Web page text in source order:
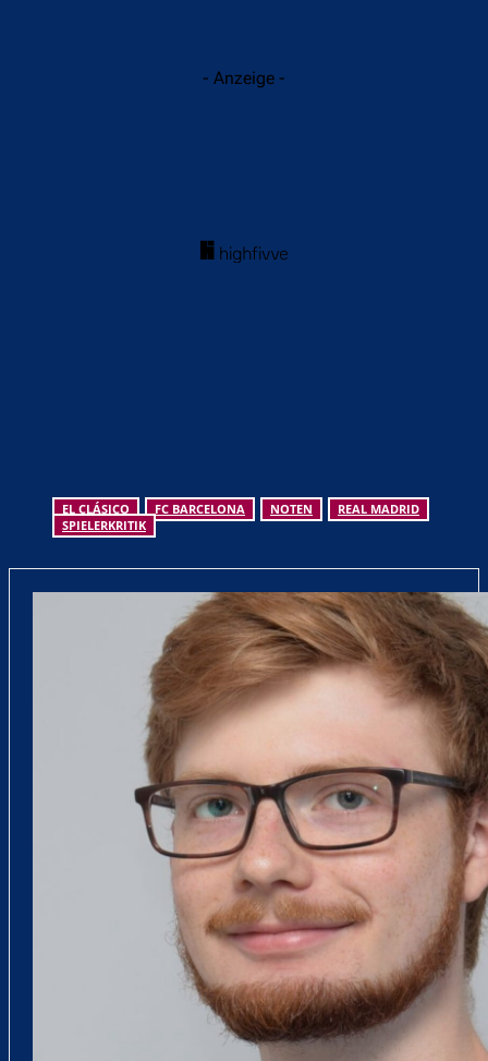
- Anzeige -
EL CLÁSICO FC BARCELONA NOTEN
REAL MADRID
SPIELERKRITIK